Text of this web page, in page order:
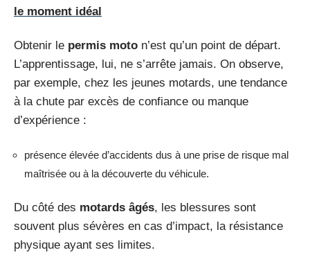
le moment idéal
Obtenir le permis moto n’est qu’un point de départ.
L’apprentissage, lui, ne s’arrête jamais. On observe,
par exemple, chez les jeunes motards, une tendance
à la chute par excès de confiance ou manque
d’expérience :
présence élevée d’accidents dus à une prise de risque mal
maîtrisée ou à la découverte du véhicule.
Du côté des motards âgés, les blessures sont
souvent plus sévères en cas d’impact, la résistance
physique ayant ses limites.